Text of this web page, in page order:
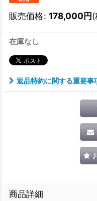
販売価格: 178,000円(
在庫なし
返品特約に関する重要事
商品詳細